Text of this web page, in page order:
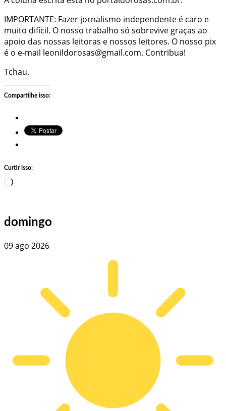
IMPORTANTE: Fazer jornalismo independente é caro e
muito difícil. O nosso trabalho só sobrevive graças ao
apoio das nossas leitoras e nossos leitores. O nosso pix
é o e-mail leonildorosas@gmail.com. Contribua!
Tchau.
Compartilhe isso:
Curtir isso:
Carregando…
domingo
09 ago 2026